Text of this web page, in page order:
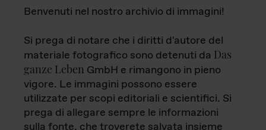
Benvenuti nel nostro archivio di immagini!
Si prega di notare che i diritti d'autore del
materiale fotografico sono detenuti da Das
ganze Leben GmbH e rimangono in pieno
vigore. Le immagini possono essere
utilizzate per scopi editoriali e scientifici. Si
prega di allegare sempre le informazioni
sulla fonte, che troverete salvata insieme